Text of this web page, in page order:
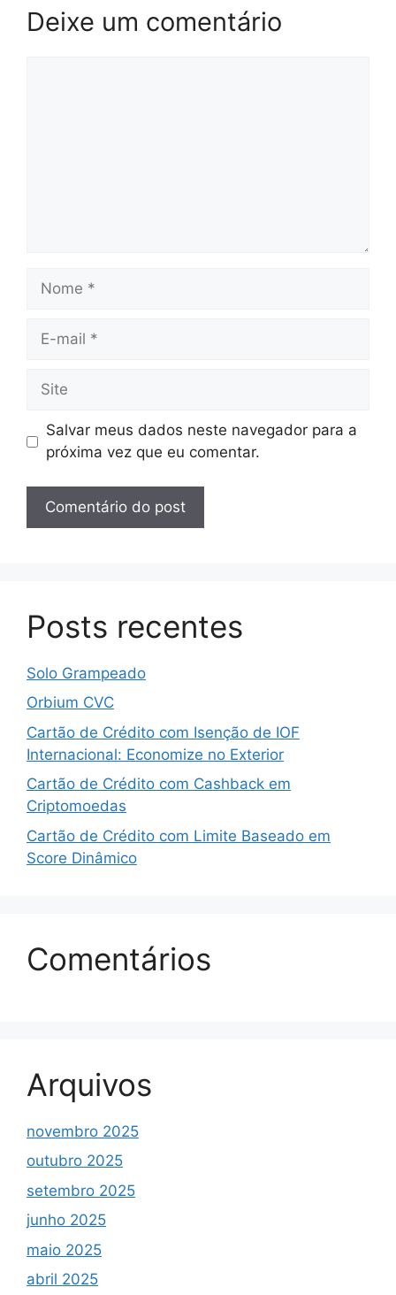
Deixe um comentário
Nome
Site
Salvar meus dados neste navegador para a
próxima vez que eu comentar.
Posts recentes
Solo Grampeado
Orbium CVC
Cartão de Crédito com Isenção de IOF
Internacional: Economize no Exterior
Cartão de Crédito com Cashback em
Criptomoedas
Cartão de Crédito com Limite Baseado em
Score Dinâmico
Comentários
Arquivos
novembro 2025
outubro 2025
setembro 2025
junho 2025
maio 2025
abril 2025